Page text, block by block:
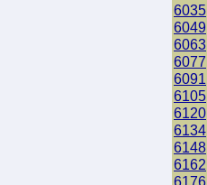
6035
6049
6063
6077
6091
6105
6120
6134
6148
6162
6176